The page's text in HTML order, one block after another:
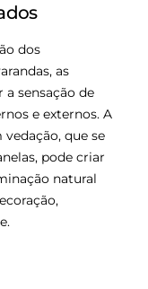
dos
as
sensação de
e externos. A
que se
pode criar
natural